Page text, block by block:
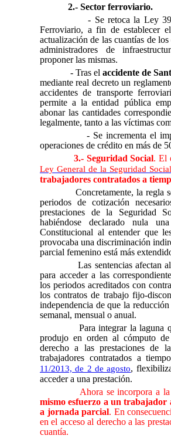
2.- Sector ferroviario.
- Se retoca la Ley
Ferroviario, a fin de establecer
actualización de las cuantías de los
administradores de
proponer las mismas.
- Tras el accidente de
mediante real decreto un
accidentes de transporte
permite a la entidad pública
abonar las cantidades
legalmente, tanto a las víctimas
- Se incrementa el
operaciones de crédito en más de
3.- Seguridad Social. El
Ley General de la Seguridad Social
trabajadores contratados a
Concretamente, la regla
periodos de cotización
prestaciones de la Seguridad
habiéndose declarado nula
Constitucional al entender que
provocaba una discriminación
parcial femenino está más
Las sentencias afectan al
para acceder a las
los periodos acreditados con
los contratos de trabajo fijo-
independencia de que la
semanal, mensual o anual.
Para integrar la laguna
produjo en orden al cómputo
derecho a las prestaciones de
trabajadores contratados a
11/2013, de 2 de agosto,
acceder a una prestación.
Ahora se incorpora a
mismo esfuerzo a un
a jornada parcial. En
en el acceso al derecho a las
cuantía.